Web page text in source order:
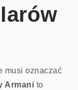
musi oznaczać
Armani to